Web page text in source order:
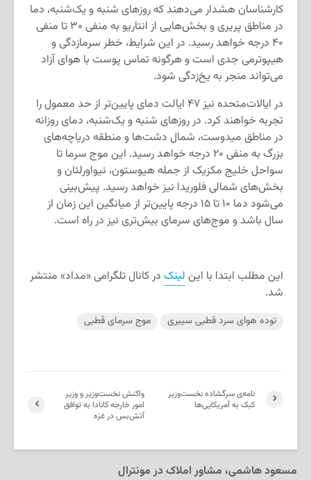
کارشناسان هشدار می‌دهند که روزهای شنبه و یک‌شنبه، دما
در مناطق پریری و بخش‌هایی از انتاریو به منفی ۳۰ تا منفی
۴۰ درجه خواهد رسید. در این شرایط، خطر سرمازدگی و
هیپوترمی جدی است و هرگونه تماس پوست با هوای آزاد
می‌تواند منجر به یخ‌زدگی شود.
در ایالات‌متحده نیز ۴۷ ایالت دمای پایین‌تر از حد معمول را
تجربه خواهند کرد. در روزهای شنبه و یک‌شنبه، دمای روزانه
در مناطق میدوست، شمال دشت‌ها و منطقه دریاچه‌های
بزرگ به منفی ۲۰ درجه خواهد رسید. این موج سرما تا
سواحل خلیج مکزیک از جمله هیوستون، نیواورلئان و
بخش‌های شمالی فلوریدا نیز خواهد رسید. پیش‌بینی
می‌شود دما ۱۰ تا ۱۵ درجه پایین‌تر از میانگین این زمان از
سال باشد و موج‌های سرمای بیش‌تری نیز در راه است.
این مطلب ابتدا با این لینک در کانال تلگرامی «مداد» منتشر
شد.
توده هوای سرد قطبی سیبری موج‌ سرمای قطبی
واکنش نخست‌وزیر و وزیر
امور خارجه کانادا به توافق
آتش‌بس در غزه
نامه‌ی سرگشاده نخست‌وزیر
کبک به آمریکایی‌ها
مسعود هاشمی، مشاور املاک در مونترال